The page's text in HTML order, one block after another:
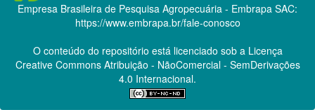
Empresa Brasileira de Pesquisa Agropecuária - Embrapa SAC:
https://www.embrapa.br/fale-conosco
O conteúdo do repositório está licenciado sob a Licença
Creative CommonsAtribuição - NãoComercial - SemDerivações
4.0 Internacional.